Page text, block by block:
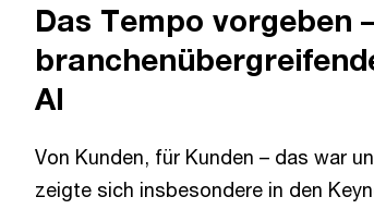
Das Tempo vorgeben
AI
Von Kunden, für Kunden – das war
zeigte sich insbesondere in den